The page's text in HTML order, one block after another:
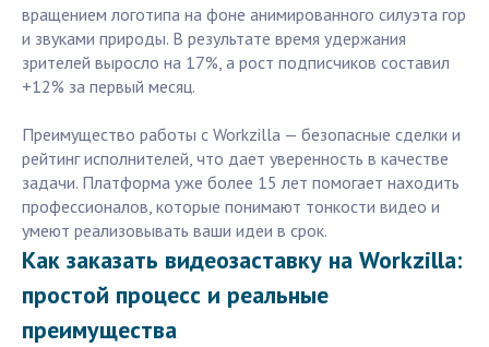
вращением логотипа на фоне анимированного силуэта гор
и звуками природы. В результате время удержания
зрителей выросло на 17%, а рост подписчиков составил
+12% за первый месяц.
Преимущество работы с Workzilla — безопасные сделки и
рейтинг исполнителей, что дает уверенность в качестве
задачи. Платформа уже более 15 лет помогает находить
профессионалов, которые понимают тонкости видео и
умеют реализовывать ваши идеи в срок.
Как заказать видеозаставку на Workzilla:
простой процесс и реальные
преимущества